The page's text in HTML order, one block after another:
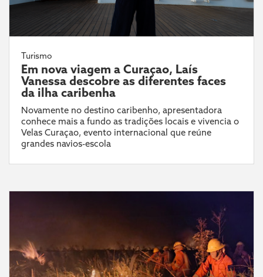
Turismo
Em nova viagem a Curaçao, Laís
Vanessa descobre as diferentes faces
da ilha caribenha
Novamente no destino caribenho, apresentadora
conhece mais a fundo as tradições locais e vivencia o
Velas Curaçao, evento internacional que reúne
grandes navios-escola